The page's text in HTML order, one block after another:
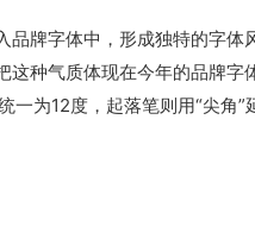
品牌字体中，形成独特的字
这种气质体现在今年的品牌
一为12度，起落笔则用“尖角